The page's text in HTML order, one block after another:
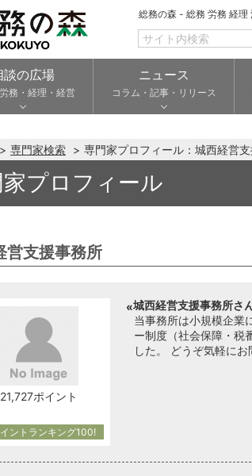
総務の森 - 総務 労務 経理
談の広場
務・経理・経営
ニュース
コラム・記事・リリース
専門家検索 専門家プロフィール：城西経営
プロフィール
営支援事務所
21,727ポイント
ントランキング100!
城西経営支援事務所さ
当事務所は小規模企業
ー制度（社会保障・税
した。 どうぞ気軽に